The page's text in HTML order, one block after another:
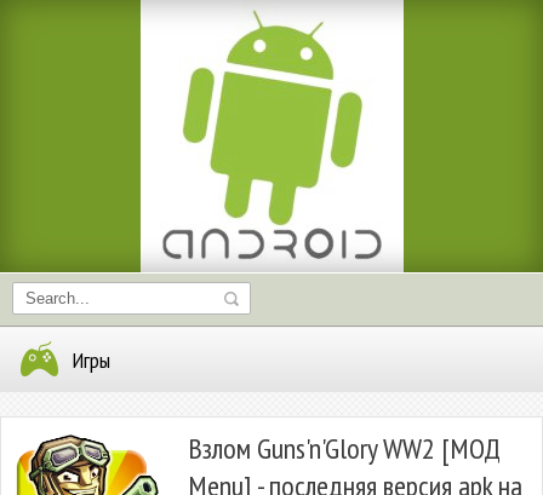
Игры
Взлом Guns'n'Glory WW2 [МОД
Menu] - последняя версия apk на